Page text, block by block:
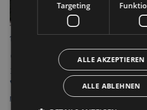
Residence Craizer
Les-Corceles-Str. 6
39030 ST. VIGIL IN ENNEBERG (BZ)
+39 0474 501550
residence@craizer.it
Targeting
ALLE AKZEPTIEREN
ALLE ABLEHNEN